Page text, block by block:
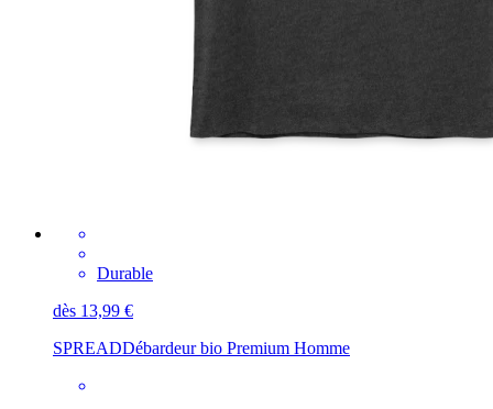
Durable
dès 13,99 €
SPREADDébardeur bio Premium Homme